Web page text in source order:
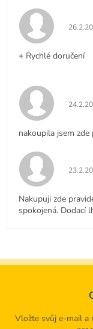
+ Rychlé doručení
nakoupila jsem zde
Nakupuji zde
spokojená. Dodací
Vložte svůj e-mail a